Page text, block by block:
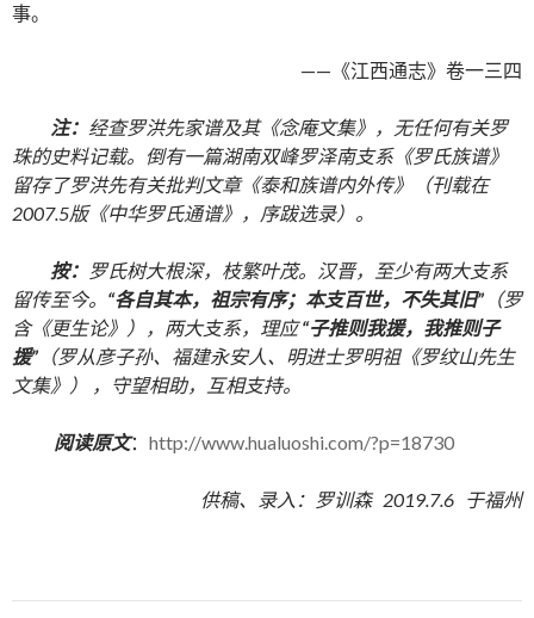
事。
——《江西通志》卷一三四
注： 经查罗洪先家谱及其《念庵文集》，无任何有关罗
珠的史料记载。倒有一篇湖南双峰罗泽南支系《罗氏族谱》
留存了罗洪先有关批判文章《泰和族谱内外传》（刊载在
2007.5版《中华罗氏通谱》，序跋选录）。
按： 罗氏树大根深，枝繁叶茂。汉晋，至少有两大支系
留传至今。 “各自其本，祖宗有序；本支百世，不失其旧” （罗
含《更生论》），两大支系，理应“子推则我援，我推则子
援” （罗从彦子孙、福建永安人、明进士罗明祖《罗纹山先生
文集》） ，守望相助，互相支持。
阅读原文： http://www.hualuoshi.com/?p=18730
供稿、录入：罗训森 2019.7.6 于福州